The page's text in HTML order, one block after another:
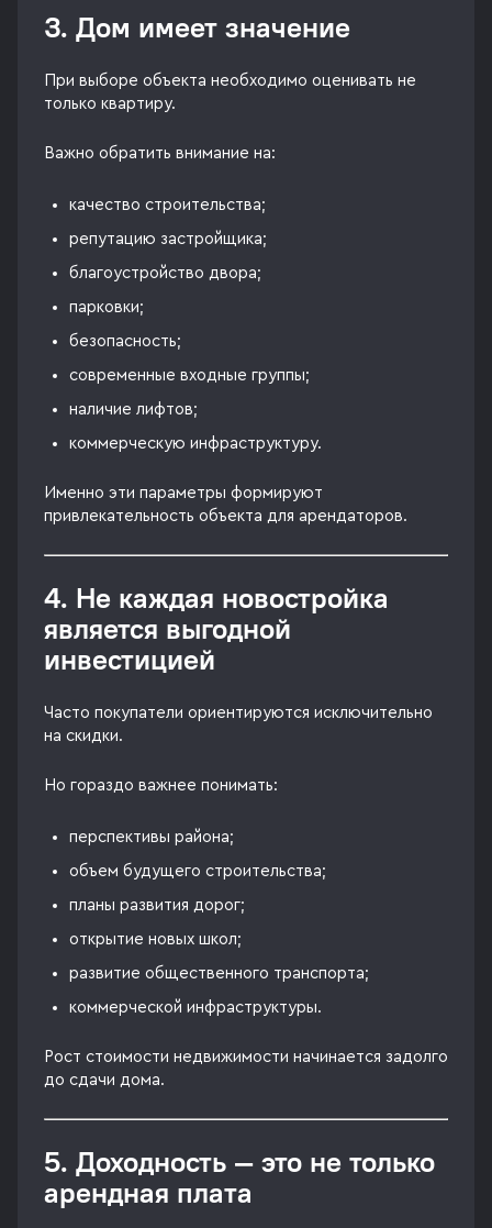
3. Дом имеет значение
При выборе объекта необходимо оценивать не
только квартиру.
Важно обратить внимание на:
качество строительства;
репутацию застройщика;
благоустройство двора;
парковки;
безопасность;
современные входные группы;
наличие лифтов;
коммерческую инфраструктуру.
Именно эти параметры формируют
привлекательность объекта для арендаторов.
4. Не каждая новостройка
является выгодной
инвестицией
Часто покупатели ориентируются исключительно
на скидки.
Но гораздо важнее понимать:
перспективы района;
объем будущего строительства;
планы развития дорог;
открытие новых школ;
развитие общественного транспорта;
коммерческой инфраструктуры.
Рост стоимости недвижимости начинается задолго
до сдачи дома.
5. Доходность — это не только
арендная плата